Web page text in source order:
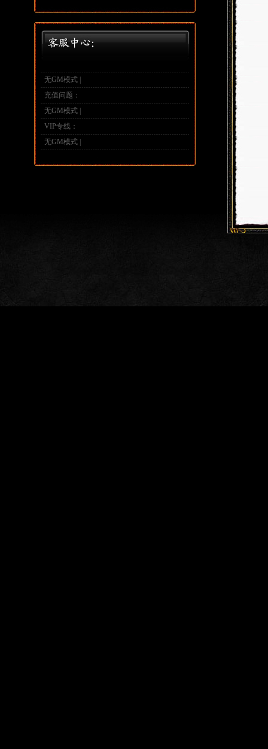
无GM模式 |
充值问题：
无GM模式 |
VIP专线：
无GM模式 |